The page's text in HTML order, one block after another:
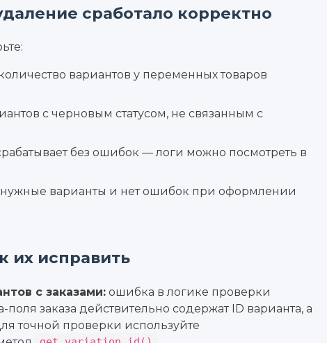
сработало корректно
вариантов у переменных товаров
с черновым статусом, не связанным с
без ошибок — логи можно посмотреть в
варианты и нет ошибок при оформлении
их исправить
с заказами: ошибка в логике проверки
поля заказа действительно содержат ID варианта, а
точной проверки используйте